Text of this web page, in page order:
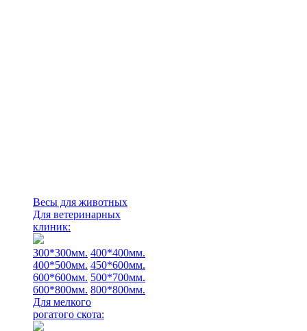
Весы для животных
Для ветеринарных
клиник:
300*300мм. 400*400мм.
400*500мм. 450*600мм.
600*600мм. 500*700мм.
600*800мм. 800*800мм.
Для мелкого
рогатого скота: